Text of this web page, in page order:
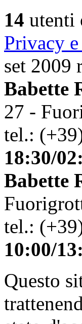
14 utenti
Privacy
set 2009
Babette
27 -
tel.:
18:30/
Babette
tel.:
10:00/
Questo